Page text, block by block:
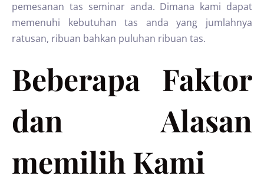
pemesanan tas seminar anda. Dimana kami dapat
memenuhi kebutuhan tas anda yang jumlahnya
ratusan, ribuan bahkan puluhan ribuan tas.
Beberapa Faktor
dan Alasan
memilih Kami